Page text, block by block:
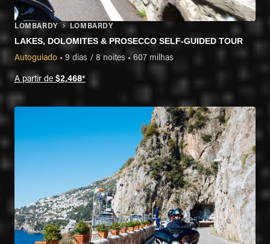
LOMBARDY LOMBARDY
LAKES, DOLOMITES & PROSECCO SELF-GUIDED TOUR
Autoguiado • 9 dias / 8 noites • 607 milhas
A partir de $2,468*